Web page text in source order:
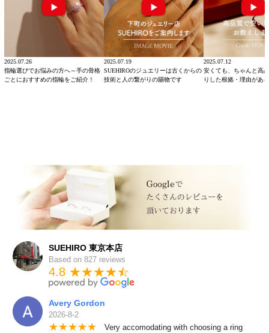
2025.07.26
指輪選びでお悩みの方へ～手の骨格
ごとにおすすめの指輪をご紹介！
2025.07.19
SUEHIROのジュエリーは古くからの
技術と人の繋がりの賜物です
2025.07.12
安くても、ちゃんと高
りした根拠・理由があ
SUEHIRO 東京本店
Based on 827 reviews
4.8 ★★★★★
☆
Avery Gordon
2026-8-2
★★★★★ Very accomodating with choosing a ring